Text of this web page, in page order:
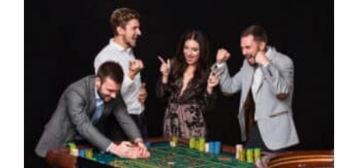
:
Les
Rites
Et
Les
Coutumes